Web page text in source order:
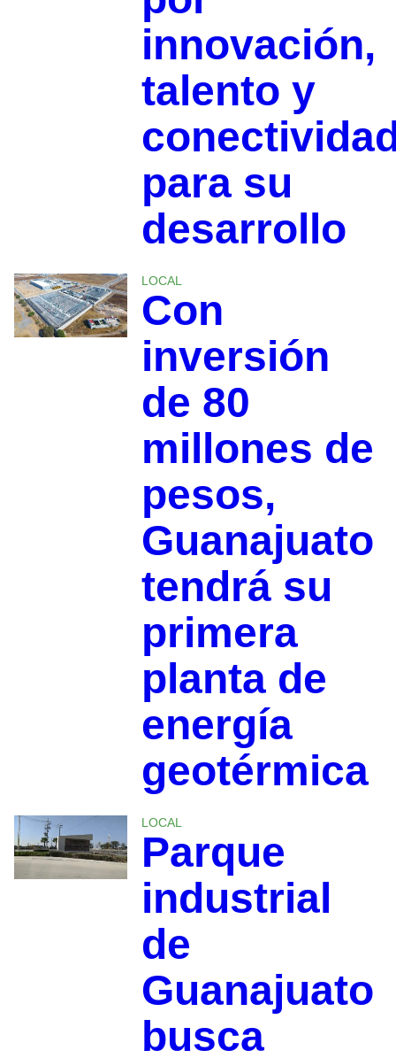
innovación,
talento y
para su
desarrollo
LOCAL
Con
inversión
de 80
millones de
pesos,
Guanajuato
tendrá su
primera
planta de
energía
geotérmica
LOCAL
Parque
industrial
de
Guanajuato
busca